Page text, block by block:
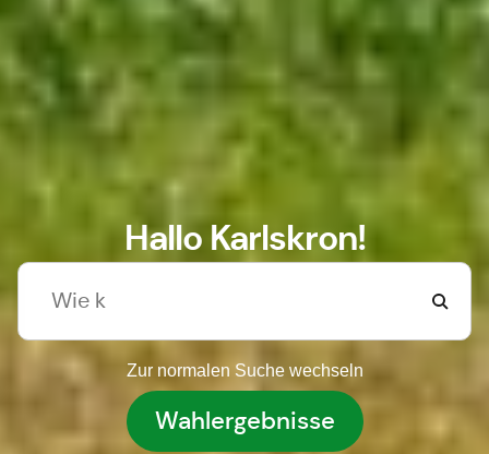
Hallo Karlskron!
Zur normalen Suche wechseln
Wahlergebnisse